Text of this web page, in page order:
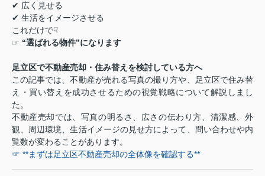
✔ 広く見せる
✔ 生活をイメージさせる
これだけで☟
☞ “選ばれる物件”になります
足立区で不動産売却・住み替えを検討している方へ
この記事では、不動産が売れる写真の撮り方や、足立区で住み替
え・買い替えを成功させるための視覚戦略について解説しまし
た。
不動産売却では、写真の明るさ、広さの伝わり方、清潔感、外
観、周辺環境、生活イメージの見せ方によって、問い合わせや内
覧数が変わることがあります。
☞ **まずは足立区不動産売却の全体像を確認する**